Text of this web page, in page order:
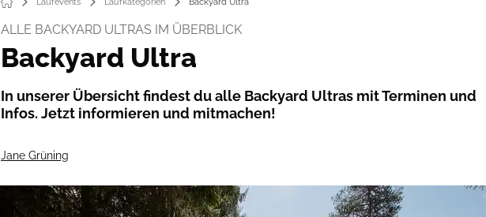
ALLE BACKYARD ULTRAS IM ÜBERBLICK
Backyard Ultra
In unserer Übersicht findest du alle Backyard Ultras mit Terminen und
Infos. Jetzt informieren und mitmachen!
Jane Grüning